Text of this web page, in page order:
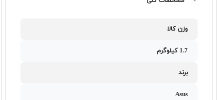
وزن کالا
1.7 کیلوگرم
برند
Asus